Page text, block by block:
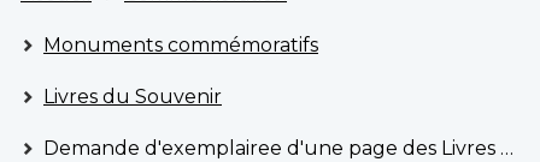
Dossier
ACC
ici
Monuments commémoratifs
Livres du Souvenir
Demande d'exemplairee d'une page des Livres du Souvenir